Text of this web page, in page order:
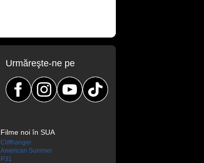
Urmăreşte-ne pe
Filme noi în SUA
Cliffhanger
American Summer
P31